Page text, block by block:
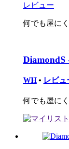
レビュー
何でも屋に
DiamondS
WH • レビュ
何でも屋に